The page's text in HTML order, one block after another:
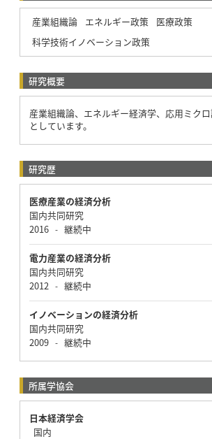
産業組織論 エネルギー政策
医療政策
科学技術イノベーション政策
研究概要
産業組織論、エネルギー経済学、応用ミク
としています。
研究歴
医療産業の経済分析
国内共同研究
2016 - 継続中
電力産業の経済分析
国内共同研究
2012
- 継続中
イノベーションの経済分析
国内共同研究
2009 - 継続中
所属学協会
日本経済学会
国内